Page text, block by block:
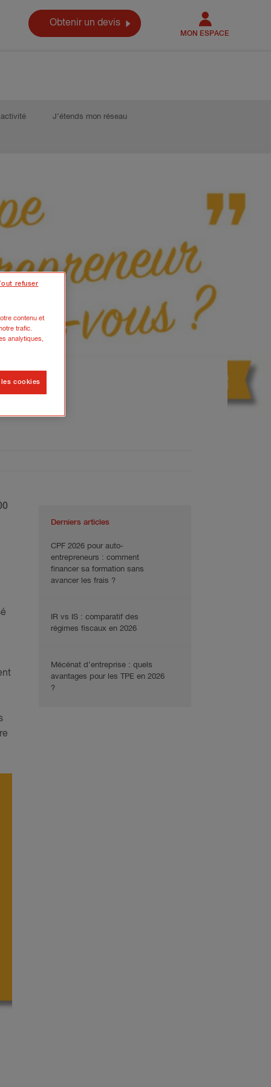
Obtenir un devis
MON ESPACE
J’étends mon réseau
Derniers articles
CPF 2026 pour auto-
entrepreneurs : comment
financer sa formation sans
avancer les frais ?
IR vs IS : comparatif des
régimes fiscaux en 2026
Mécénat d’entreprise : quels
avantages pour les TPE en 2026
?
contenu et
trafic.
analytiques,
refuser
cookies